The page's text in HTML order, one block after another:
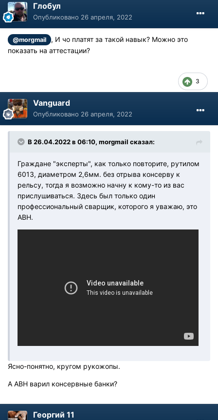
Глобул
Опубликовано 26 апреля, 2022
@morgmail
, И чо платят за такой навык? Можно это
показать на аттестации?
3
Vanguard
Опубликовано 26 апреля, 2022
В 26.04.2022 в 06:10, morgmail сказал:
Граждане "эксперты", как только повторите, рутилом
6013, диаметром 2,6мм. без отрыва консерву к
рельсу, тогда я возможно начну к кому-то из вас
прислушиваться. Здесь был только один
профессиональный сварщик, которого я уважаю, это
АВН.
Ясно-понятно, кругом рукожопы.
А АВН варил консервные банки?
Георгий 11